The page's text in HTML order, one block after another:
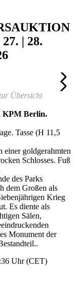
AUKTION
| 28.
Übersicht
KPM Berlin.
Tasse (H 11,5
einer goldgerahmten
Schlosses. Fuß
des Parks
dem Großen als
Krieg
Es diente als
Sälen,
Monument der
Uhr (CET)